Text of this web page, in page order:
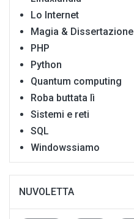
Lo Internet
Magia & Dissertazione
PHP
Python
Quantum computing
Roba buttata lì
Sistemi e reti
SQL
Windowssiamo
NUVOLETTA